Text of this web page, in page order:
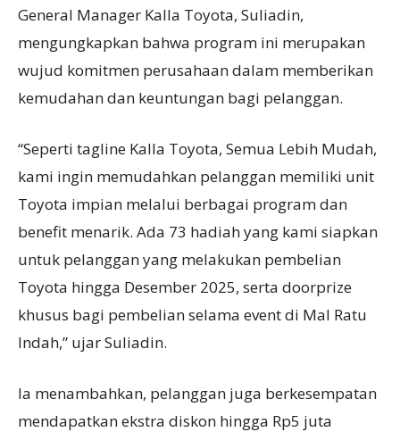
General Manager Kalla Toyota, Suliadin,
mengungkapkan bahwa program ini merupakan
wujud komitmen perusahaan dalam memberikan
kemudahan dan keuntungan bagi pelanggan.
“Seperti tagline Kalla Toyota, Semua Lebih Mudah,
kami ingin memudahkan pelanggan memiliki unit
Toyota impian melalui berbagai program dan
benefit menarik. Ada 73 hadiah yang kami siapkan
untuk pelanggan yang melakukan pembelian
Toyota hingga Desember 2025, serta doorprize
khusus bagi pembelian selama event di Mal Ratu
Indah,” ujar Suliadin.
Ia menambahkan, pelanggan juga berkesempatan
mendapatkan ekstra diskon hingga Rp5 juta